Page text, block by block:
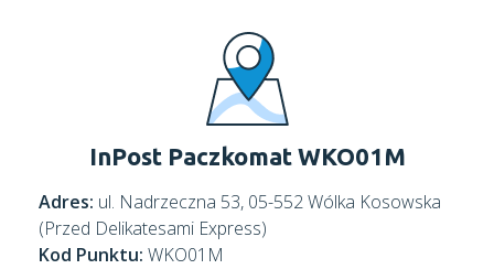
InPost Paczkomat WKO01M
Adres: ul. Nadrzeczna 53, 05-552 Wólka Kosowska
(Przed Delikatesami Express)
Kod Punktu: WKO01M